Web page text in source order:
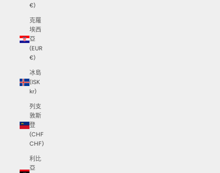
€)
克羅
埃西
亞
(EUR
€)
冰島
(ISK
kr)
列支
敦斯
登
(CHF
CHF)
利比
亞